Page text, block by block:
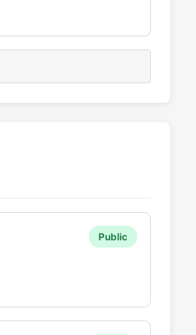
Public